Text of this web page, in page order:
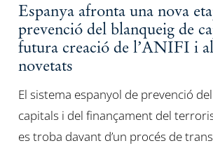
Espanya afronta una nova
prevenció del blanqueig de
futura creació de l’ANIFI i
novetats
El sistema espanyol de prevenció
capitals i del finançament del
es troba davant d’un procés de